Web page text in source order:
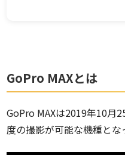
GoPro MAXとは
GoPro MAXは2019年10月
度の撮影が可能な機種とな